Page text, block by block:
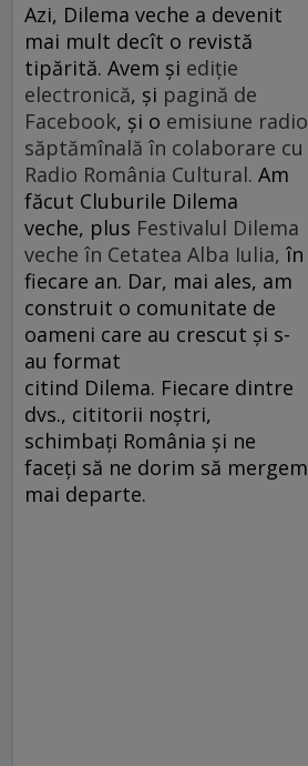
Azi, Dilema veche a devenit
mai mult decît o revistă
tipărită. Avem și ediție
electronică, și pagină de
Facebook, și o emisiune radio
săptămînală în colaborare cu
Radio România Cultural. Am
făcut Cluburile Dilema
veche, plus Festivalul Dilema
veche în Cetatea Alba Iulia, în
fiecare an. Dar, mai ales, am
construit o comunitate de
oameni care au crescut și s-
au format
citind Dilema. Fiecare dintre
dvs., cititorii noștri,
schimbați România și ne
faceți să ne dorim să mergem
mai departe.